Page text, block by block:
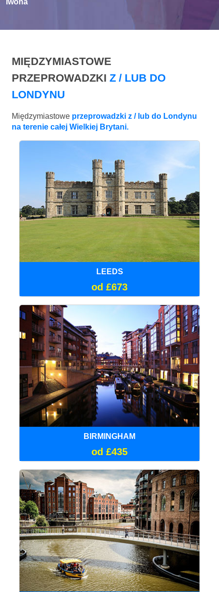
MIĘDZYMIASTOWE
PRZEPROWADZKI Z / LUB DO
LONDYNU
Międzymiastowe przeprowadzki z / lub do Londynu
na terenie całej Wielkiej Brytani.
LEEDS
od £673
BIRMINGHAM
od £435